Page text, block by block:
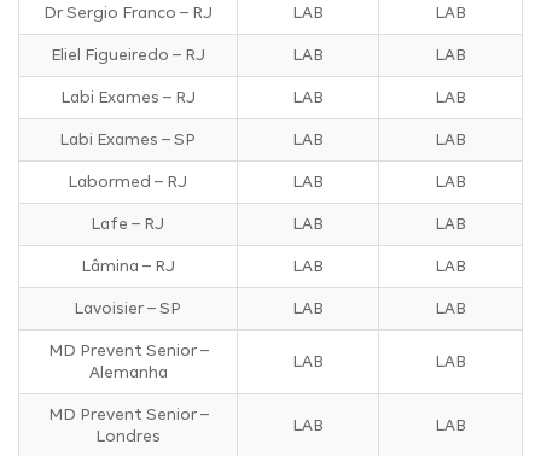
Dr Sergio Franco – RJ LAB LAB
Eliel Figueiredo – RJ LAB LAB
Labi Exames – RJ LAB LAB
Labi Exames – SP LAB LAB
Labormed – RJ LAB LAB
Lafe – RJ LAB LAB
Lâmina – RJ LAB LAB
Lavoisier – SP LAB LAB
MD Prevent Senior –
Alemanha
LAB LAB
MD Prevent Senior –
Londres
LAB LAB